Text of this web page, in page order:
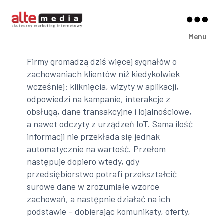
Media
Menu
Firmy gromadzą dziś więcej sygnałów o
zachowaniach klientów niż kiedykolwiek
wcześniej: kliknięcia, wizyty w aplikacji,
odpowiedzi na kampanie, interakcje z
obsługą, dane transakcyjne i lojalnościowe,
a nawet odczyty z urządzeń IoT. Sama ilość
informacji nie przekłada się jednak
automatycznie na wartość. Przełom
następuje dopiero wtedy, gdy
przedsiębiorstwo potrafi przekształcić
surowe dane w zrozumiałe wzorce
zachowań, a następnie działać na ich
podstawie – dobierając komunikaty, oferty,